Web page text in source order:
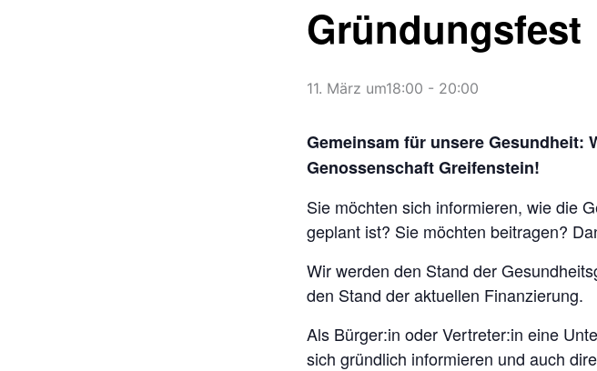
Gründungsfest
11. März um18:00 - 20:00
Gemeinsam für unsere Gesundheit:
Genossenschaft Greifenstein!
Sie möchten sich informieren, wie die
geplant ist? Sie möchten beitragen?
Wir werden den Stand der
den Stand der aktuellen Finanzierung.
Als Bürger:in oder Vertreter:in eine
sich gründlich informieren und auch